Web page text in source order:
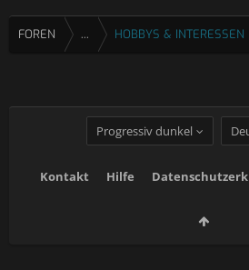
FOREN ... HOBBYS & INTERESSEN
Progressiv dunkel
Kontakt Hilfe